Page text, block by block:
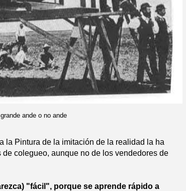
ande o no ande
la Pintura de la imitación de la realidad la ha
colegueo, aunque no de los vendedores de
"fácil", porque se aprende rápido a